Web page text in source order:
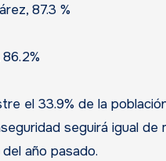
87.3 %
el 33.9% de la
seguirá igual
año pasado.